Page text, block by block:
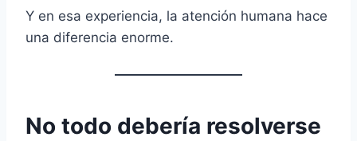
Y en esa experiencia, la atención humana hace
una diferencia enorme.
No todo debería resolverse